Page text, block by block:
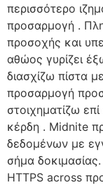
περισσότερο
προσαρμογή .
προσοχής και
αθώος γυρίζει
διασχίζω πίστα
προσαρμογή
στοιχηματίζω
κέρδη . Midnite
δεδομένων με
σήμα
HTTPS across